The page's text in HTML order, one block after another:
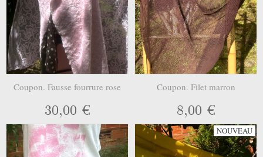
Coupon. Fausse fourrure rose
30,00 €
Coupon. Filet marron
8,00 €
NOUVEAU